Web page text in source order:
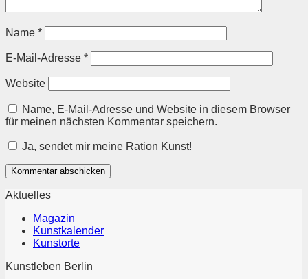
Name *
E-Mail-Adresse *
Website
Name, E-Mail-Adresse und Website in diesem Browser
für meinen nächsten Kommentar speichern.
Ja, sendet mir meine Ration Kunst!
Aktuelles
Magazin
Kunstkalender
Kunstorte
Kunstleben Berlin